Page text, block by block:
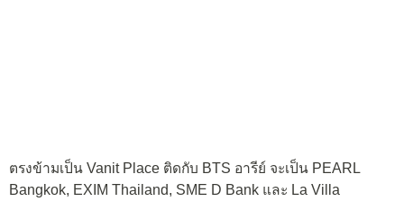
ตรงข้ามเป็น Vanit Place ติดกับ BTS อารีย์ จะเป็น PEARL
Bangkok, EXIM Thailand, SME D Bank และ La Villa